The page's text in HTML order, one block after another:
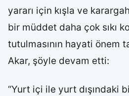
yararı için kışla ve
bir müddet daha çok sıkı
tutulmasının hayati önem
Akar, şöyle devam etti:
“Yurt içi ile yurt dışındaki